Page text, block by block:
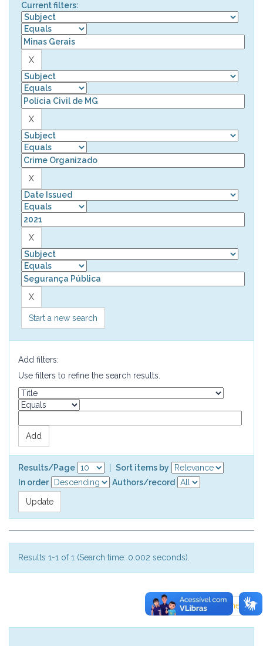
Current filters:
Start a new search
Add filters:
Use filters to refine the search results.
Results/Page
Sort items by
In order
Authors/record
Results 1-1 of 1 (Search time: 0.002 seconds).
previous 1 next